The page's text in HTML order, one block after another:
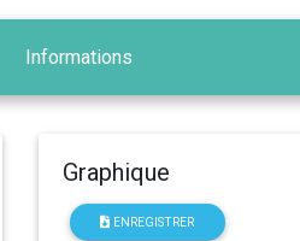
Informations
Graphique
ENREGISTRER